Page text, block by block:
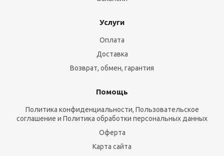
Услуги
Оплата
Доставка
Возврат, обмен, гарантия
Помощь
Политика конфиденциальности, Пользовательское
соглашение и Политика обработки персональных данных
Оферта
Карта сайта